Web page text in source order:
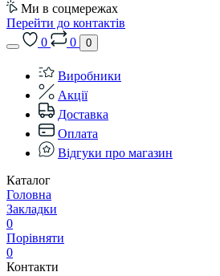
Ми в соцмережах
Перейти до контактів
0
0 0
Виробники
Акції
Доставка
Оплата
Відгуки про магазин
Каталог
Головна
Закладки
0
Порівняти
0
Контакти